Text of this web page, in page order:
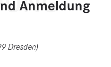
Anmeldung
Dresden)